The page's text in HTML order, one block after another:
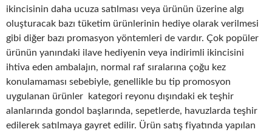
ikincisinin daha ucuza satılması veya ürünün üzerine algı
oluşturacak bazı tüketim ürünlerinin hediye olarak verilmesi
gibi diğer bazı promasyon yöntemleri de vardır. Çok popüler
ürünün yanındaki ilave hediyenin veya indirimli ikincisini
ihtiva eden ambalajın, normal raf sıralarına çoğu kez
konulamaması sebebiyle, genellikle bu tip promosyon
uygulanan ürünler kategori reyonu dışındaki ek teşhir
alanlarında gondol başlarında, sepetlerde, havuzlarda teşhir
edilerek satılmaya gayret edilir. Ürün satış fiyatında yapılan